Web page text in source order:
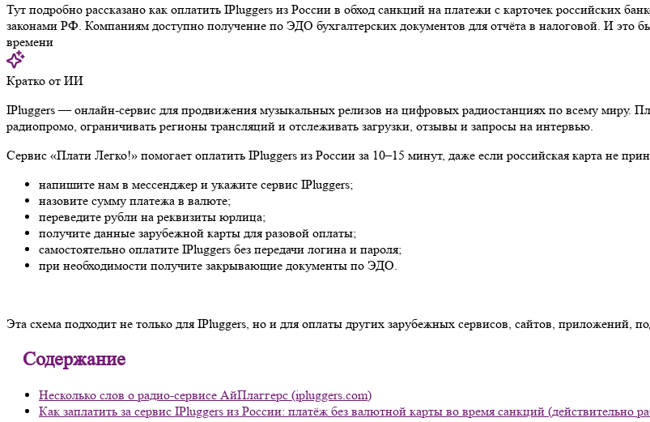
Тут подробно рассказано как оплатить IPluggers из России в обход санкций на платежи с карточек российских
законами РФ. Компаниям доступно получение по ЭДО бухгалтерских документов для отчёта в налоговой. И это
времени
Кратко от ИИ
IPluggers — онлайн-сервис для продвижения музыкальных релизов на цифровых радиостанциях по всему миру.
радиопромо, ограничивать регионы трансляций и отслеживать загрузки, отзывы и запросы на интервью.
Сервис «Плати Легко!» помогает оплатить IPluggers из России за 10–15 минут, даже если российская карта не
напишите нам в мессенджер и укажите сервис IPluggers;
назовите сумму платежа в валюте;
переведите рубли на реквизиты юрлица;
получите данные зарубежной карты для разовой оплаты;
самостоятельно оплатите IPluggers без передачи логина и пароля;
при необходимости получите закрывающие документы по ЭДО.
Эта схема подходит не только для IPluggers, но и для оплаты других зарубежных сервисов, сайтов, приложений,
Содержание
Несколько слов о радио-сервисе АйПлаггерс (ipluggers.com)
Как заплатить за сервис IPluggers из России: платёж без валютной карты во время санкций (действительно